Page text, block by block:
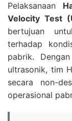
Pelaksanaan
Velocity Test
bertujuan
terhadap
pabrik.
ultrasonik, tim
secara non-
operasional